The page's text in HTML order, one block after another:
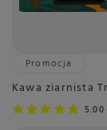
Promocja
Kawa ziarnista
5.00